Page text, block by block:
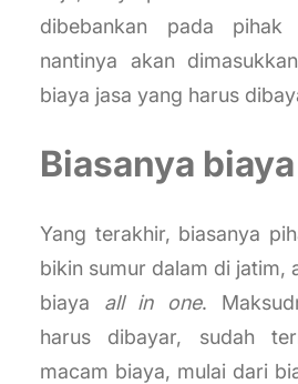
dibebankan pada pihak
nantinya akan
biaya jasa yang harus
Biasanya biaya
Yang terakhir, biasanya
bikin sumur dalam di jatim,
biaya all in one.
harus dibayar, sudah
macam biaya, mulai dari